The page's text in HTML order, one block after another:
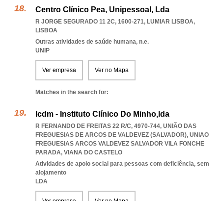
Centro Clínico Pea, Unipessoal, Lda
R JORGE SEGURADO 11 2C, 1600-271, LUMIAR LISBOA,
LISBOA
Outras atividades de saúde humana, n.e.
UNIP
Ver empresa Ver no Mapa
Matches in the search for:
Icdm - Instituto Clínico Do Minho,lda
R FERNANDO DE FREITAS 22 R/C, 4970-744, UNIÃO DAS
FREGUESIAS DE ARCOS DE VALDEVEZ (SALVADOR), UNIAO
FREGUESIAS ARCOS VALDEVEZ SALVADOR VILA FONCHE
PARADA, VIANA DO CASTELO
Atividades de apoio social para pessoas com deficiência, sem
alojamento
LDA